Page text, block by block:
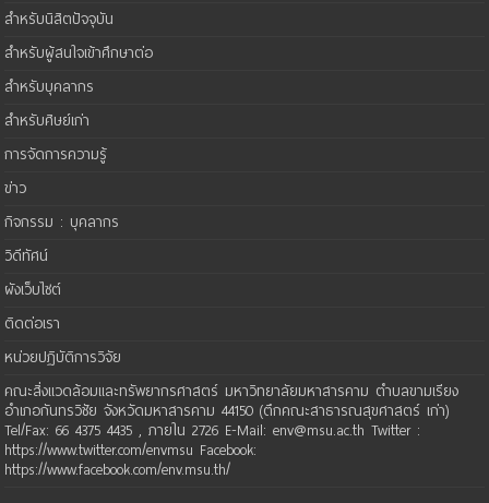
สำหรับนิสิตปัจจุบัน
สำหรับผู้สนใจเข้าศึกษาต่อ
สำหรับบุคลากร
สำหรับศิษย์เก่า
การจัดการความรู้
ข่าว
กิจกรรม : บุคลากร
วิดีทัศน์
ผังเว็บไซต์
ติดต่อเรา
หน่วยปฏิบัติการวิจัย
คณะสิ่งแวดล้อมและทรัพยากรศาสตร์ มหาวิทยาลัยมหาสารคาม ตำบลขามเรียง
อำเภอกันทรวิชัย จังหวัดมหาสารคาม 44150 (ตึกคณะสาธารณสุขศาสตร์ เก่า)
Tel/Fax: 66 4375 4435 , ภายใน 2726 E-Mail: env@msu.ac.th Twitter :
https://www.twitter.com/envmsu Facebook:
https://www.facebook.com/env.msu.th/